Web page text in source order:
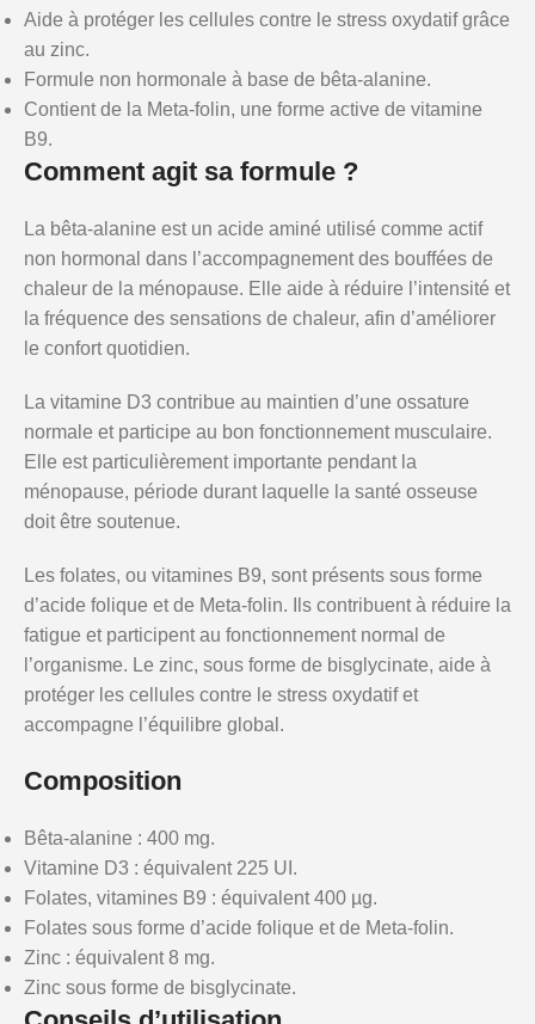
Aide à protéger les cellules contre le stress oxydatif grâce
au zinc.
Formule non hormonale à base de bêta-alanine.
Contient de la Meta-folin, une forme active de vitamine
B9.
Comment agit sa formule ?
La bêta-alanine est un acide aminé utilisé comme actif
non hormonal dans l’accompagnement des bouffées de
chaleur de la ménopause. Elle aide à réduire l’intensité et
la fréquence des sensations de chaleur, afin d’améliorer
le confort quotidien.
La vitamine D3 contribue au maintien d’une ossature
normale et participe au bon fonctionnement musculaire.
Elle est particulièrement importante pendant la
ménopause, période durant laquelle la santé osseuse
doit être soutenue.
Les folates, ou vitamines B9, sont présents sous forme
d’acide folique et de Meta-folin. Ils contribuent à réduire la
fatigue et participent au fonctionnement normal de
l’organisme. Le zinc, sous forme de bisglycinate, aide à
protéger les cellules contre le stress oxydatif et
accompagne l’équilibre global.
Composition
Bêta-alanine : 400 mg.
Vitamine D3 : équivalent 225 UI.
Folates, vitamines B9 : équivalent 400 µg.
Folates sous forme d’acide folique et de Meta-folin.
Zinc : équivalent 8 mg.
Zinc sous forme de bisglycinate.